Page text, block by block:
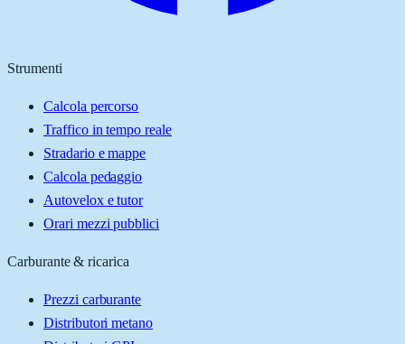
Strumenti
Calcola percorso
Traffico in tempo reale
Stradario e mappe
Calcola pedaggio
Autovelox e tutor
Orari mezzi pubblici
Carburante & ricarica
Prezzi carburante
Distributori metano